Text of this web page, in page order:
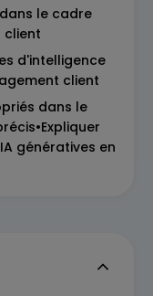
le cadre
client
d'intelligence
client
dans le
génératives en